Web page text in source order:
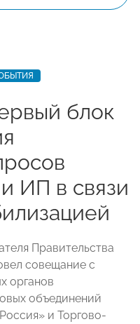
блок
ИП в связи
Правительства
совещание с
органов
объединений
и Торгово-